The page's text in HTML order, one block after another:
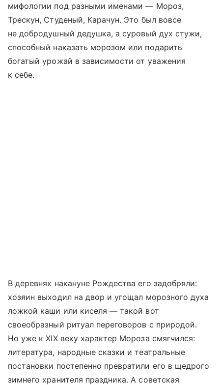
мифологии под разными именами — Мороз,
Трескун, Студеный, Карачун. Это был вовсе
не добродушный дедушка, а суровый дух стужи,
способный наказать морозом или подарить
богатый урожай в зависимости от уважения
к себе.
В деревнях накануне Рождества его задобряли:
хозяин выходил на двор и угощал морозного духа
ложкой каши или киселя — такой вот
своеобразный ритуал переговоров с природой.
Но уже к XIX веку характер Мороза смягчился:
литература, народные сказки и театральные
постановки постепенно превратили его в щедрого
зимнего хранителя праздника. А советская